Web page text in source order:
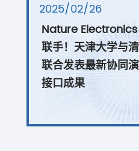
2025/02/26
Nature Electronics
联手！天津大学与
联合发表最新协同
接口成果